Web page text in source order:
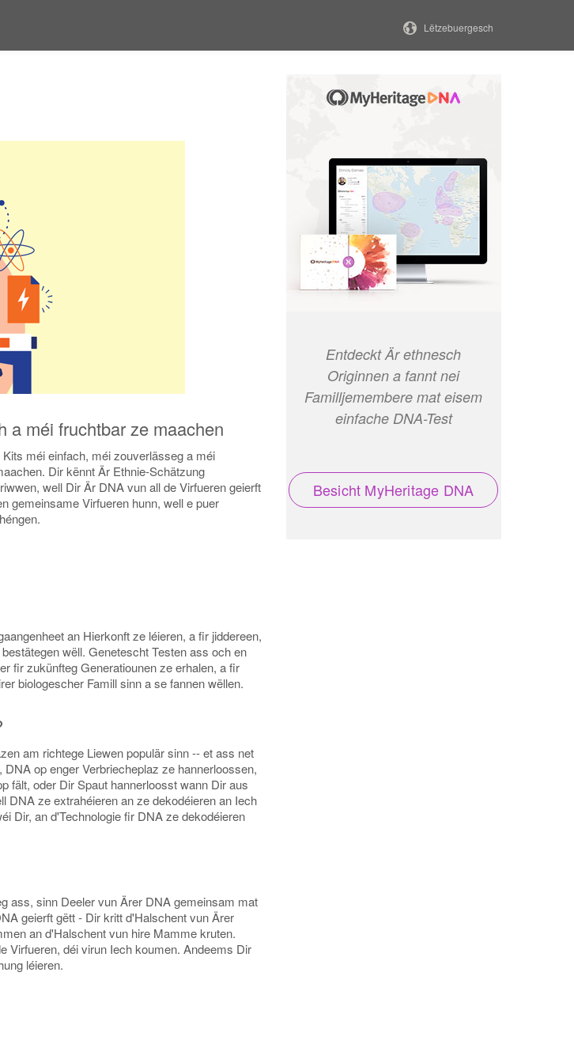
Lëtzebuergesch
a méi fruchtbar ze maachen
méi einfach, méi zouverlässeg a méi
Dir kënnt Är Ethnie-Schätzung
well Dir Är DNA vun all de Virfueren geierft
gemeinsame Virfueren hunn, well e puer
an Hierkonft ze léieren, a fir jiddereen,
wëll. Genetescht Testen ass och en
fir zukünfteg Generatiounen ze erhalen, a fir
biologescher Famill sinn a se fannen wëllen.
am richtege Liewen populär sinn -- et ass net
op enger Verbriecheplaz ze hannerloossen,
fält, oder Dir Spaut hannerloosst wann Dir aus
DNA ze extrahéieren an ze dekodéieren an Iech
Dir, an d'Technologie fir DNA ze dekodéieren
ass, sinn Deeler vun Ärer DNA gemeinsam mat
geierft gëtt - Dir kritt d'Halschent vun Ärer
an d'Halschent vun hire Mamme kruten.
Virfueren, déi virun Iech koumen. Andeems Dir
léieren.
Entdeckt Är ethnesch
Originnen a fannt nei
Familljemembere mat eisem
einfache DNA-Test
Besicht MyHeritage DNA